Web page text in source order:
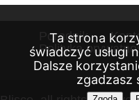
Poradnik
Polityka
Ta strona
świadczyć usługi
Dalsze
zgadzasz